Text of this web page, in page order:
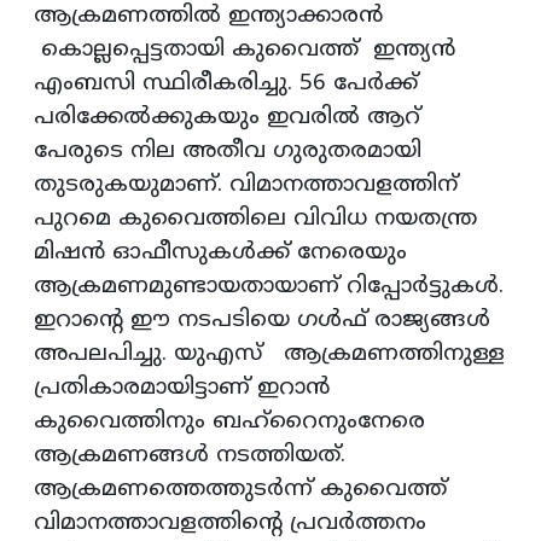
ആക്രമണത്തില്‍ ഇന്ത്യാക്കാരൻ
കൊല്ലപ്പെട്ടതായി കുവൈത്ത് ഇന്ത്യൻ
എംബസി സ്ഥിരീകരിച്ചു. 56 പേര്‍ക്ക്
പരിക്കേല്‍ക്കുകയും ഇവരില്‍ ആറ്
പേരുടെ നില അതീവ ഗുരുതരമായി
തുടരുകയുമാണ്. വിമാനത്താവളത്തിന്
പുറമെ കുവൈത്തിലെ വിവിധ നയതന്ത്ര
മിഷന്‍ ഓഫീസുകള്‍ക്ക് നേരെയും
ആക്രമണമുണ്ടായതായാണ് റിപ്പോര്‍ട്ടുകള്‍.
ഇറാന്റെ ഈ നടപടിയെ ഗള്‍ഫ് രാജ്യങ്ങള്‍
അപലപിച്ചു. യുഎസ് ആക്രമണത്തിനുള്ള
പ്രതികാരമായിട്ടാണ് ഇറാന്‍
കുവൈത്തിനും ബഹ്റൈനുംനേരെ
ആക്രമണങ്ങള്‍ നടത്തിയത്.
ആക്രമണത്തെത്തുടര്‍ന്ന് കുവൈത്ത്
വിമാനത്താവളത്തിന്റെ പ്രവര്‍ത്തനം